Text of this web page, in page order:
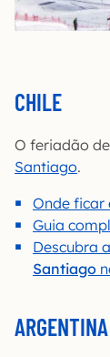
CHILE
O feriadão
Santiago.
Onde ficar
Guia
Descubra
Santiago
ARGENTINA